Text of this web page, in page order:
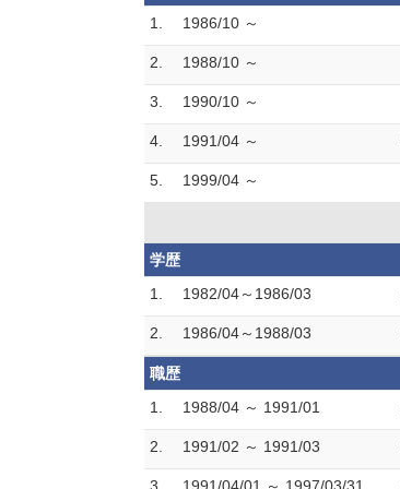
1.
1986/10 ～
2. 1988/10 ～
3. 1990/10 ～
4. 1991/04 ～
5. 1999/04 ～
学歴
1.
1982/04～1986/03
2. 1986/04～1988/03
職歴
1.
1988/04 ～ 1991/01
2. 1991/02 ～ 1991/03